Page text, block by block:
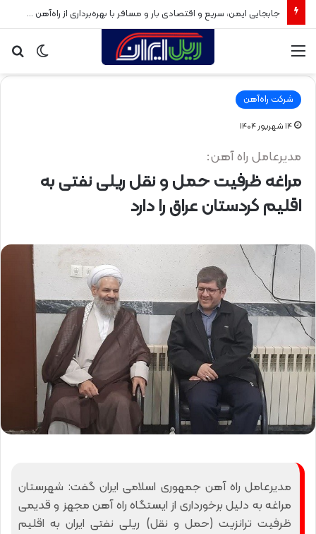
جابجایی ایمن، سریع و اقتصادی بار و مسافر با بهره‌برداری از راه‌آهن سبزوار
تغییر
پوسته
شرکت راه‌آهن
۱۴ شهریور ۱۴۰۴
مدیرعامل راه آهن:
مراغه ظرفیت حمل و نقل ریلی نفتی به
اقلیم کردستان عراق را دارد
مدیرعامل راه آهن جمهوری اسلامی ایران گفت: شهرستان
مراغه به دلیل برخورداری از ایستگاه راه آهن مجهز و قدیمی
ظرفیت ترانزیت (حمل و نقل) ریلی نفتی ایران به اقلیم